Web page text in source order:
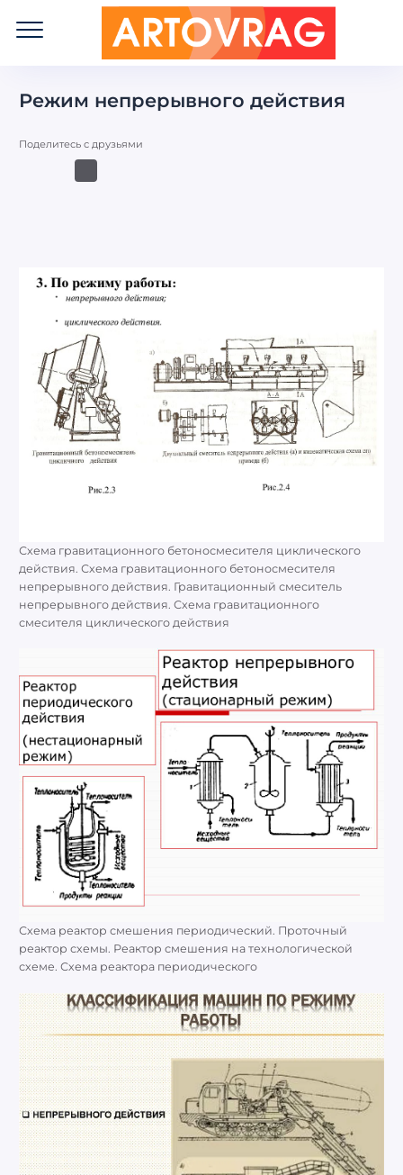
Режим непрерывного действия
Поделитесь с друзьями
Схема гравитационного бетоносмесителя циклического
действия. Схема гравитационного бетоносмесителя
непрерывного действия. Гравитационный смеситель
непрерывного действия. Схема гравитационного
смесителя циклического действия
Схема реактор смешения периодический. Проточный
реактор схемы. Реактор смешения на технологической
схеме. Схема реактора периодического